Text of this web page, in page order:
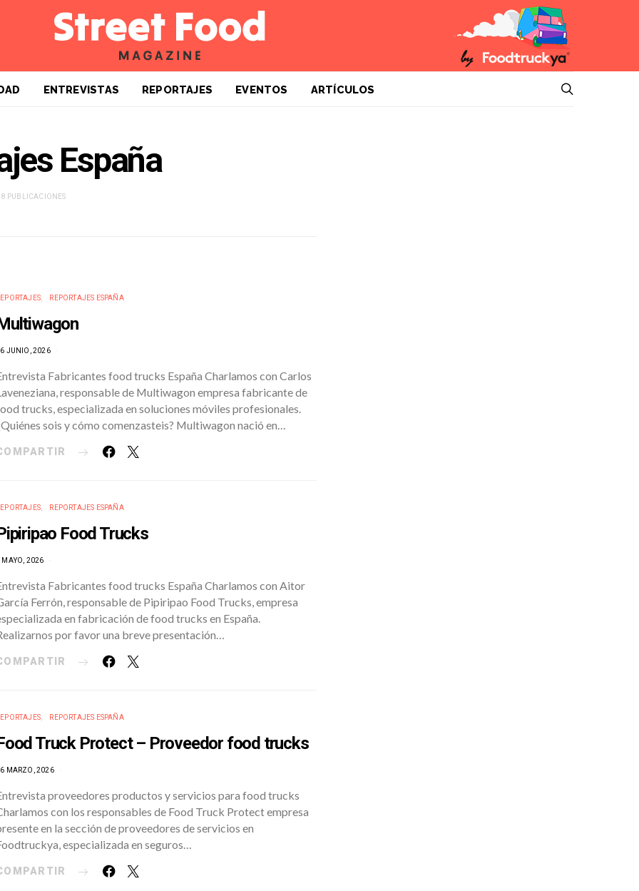
ENTREVISTAS REPORTAJES EVENTOS ARTÍCULOS
España
PUBLICACIONES
REPORTAJES ESPAÑA
JUNIO, 2026
Fabricantes food trucks España Charlamos con Carlos
responsable de Multiwagon empresa fabricante de
trucks, especializada en soluciones móviles profesionales.
sois y cómo comenzasteis? Multiwagon nació en…
REPORTAJES ESPAÑA
Food Trucks
MAYO, 2026
Fabricantes food trucks España Charlamos con Aitor
Ferrón, responsable de Pipiripao Food Trucks, empresa
en fabricación de food trucks en España.
por favor una breve presentación…
REPORTAJES ESPAÑA
Truck Protect – Proveedor food trucks
MARZO, 2026
proveedores productos y servicios para food trucks
con los responsables de Food Truck Protect empresa
en la sección de proveedores de servicios en
especializada en seguros…